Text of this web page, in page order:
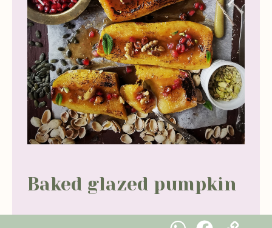
Baked glazed pumpkin
WhatsAppFacebook
Copy Link